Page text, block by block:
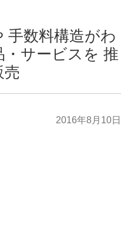
手数料構造がわ
サービスを 推
売
2016年8月10日